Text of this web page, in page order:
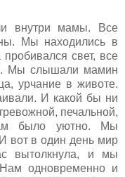
внутри мамы. Все
Мы находились в
свет, все
Мы слышали мамин
урчание в животе.
И какой бы ни
печальной,
было уютно. Мы
вот в один день мир
вытолкнула, и мы
Нам одновременно и